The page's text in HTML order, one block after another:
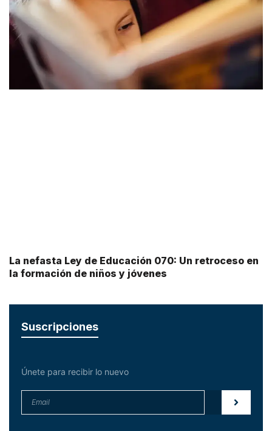
La nefasta Ley de Educación 070: Un retroceso en
la formación de niños y jóvenes
Suscripciones
Únete para recibir lo nuevo